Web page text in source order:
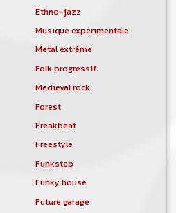
Ethno-jazz
Musique expérimentale
Metal extrême
Folk progressif
Medieval rock
Forest
Freakbeat
Freestyle
Funkstep
Funky house
Future garage